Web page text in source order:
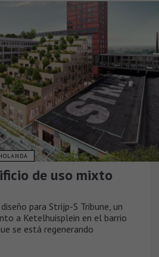
de uso mixto
para Strijp-S Tribune, un
a Ketelhuisplein en el barrio
se está regenerando